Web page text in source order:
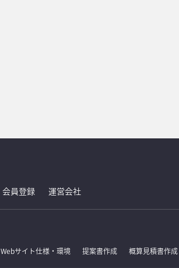
会員登録 運営会社
Webサイト仕様・環境 提案書作成 概算見積書作成